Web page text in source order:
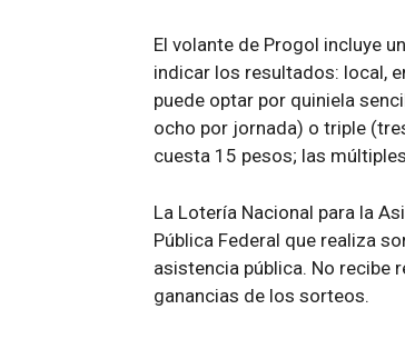
El volante de Progol incluye
indicar los resultados: local,
puede optar por quiniela
ocho por jornada) o triple
cuesta 15 pesos; las
La Lotería Nacional para la
Pública Federal que realiza
asistencia pública. No recibe
ganancias de los sorteos.